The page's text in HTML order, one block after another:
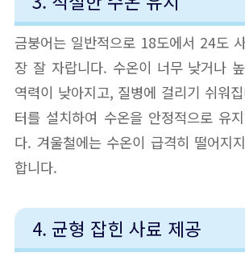
금붕어는 일반적으로 18도에서 24도
장 잘 자랍니다. 수온이 너무 낮거나
역력이 낮아지고, 질병에 걸리기 쉬워
터를 설치하여 수온을 안정적으로 유
다. 겨울철에는 수온이 급격히 떨어지
합니다.
4. 균형 잡힌 사료 제공